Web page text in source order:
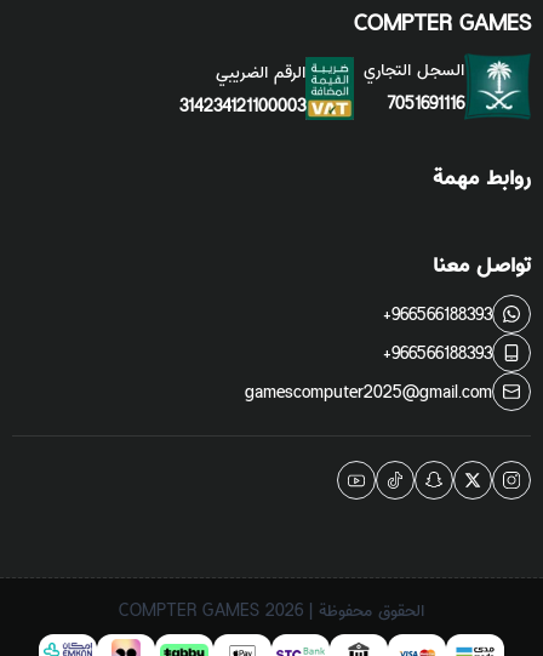
COMPTER GAMES
السجل التجاري
7051691116
الرقم الضريبي
314234121100003
روابط مهمة
تواصل معنا
+966566188393
+966566188393
gamescomputer2025@gmail.com
الحقوق محفوظة | 2026 COMPTER GAMES